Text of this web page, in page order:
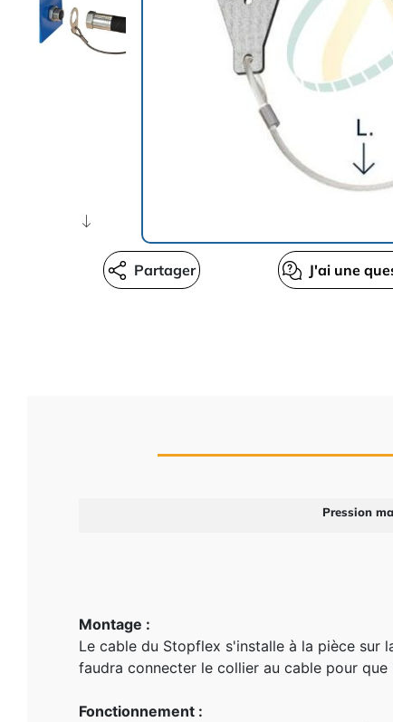
J'ai une
Partager
Pression
Montage :
Le cable du Stopflex s'installe à la pièce sur
faudra connecter le collier au cable pour
Fonctionnement :